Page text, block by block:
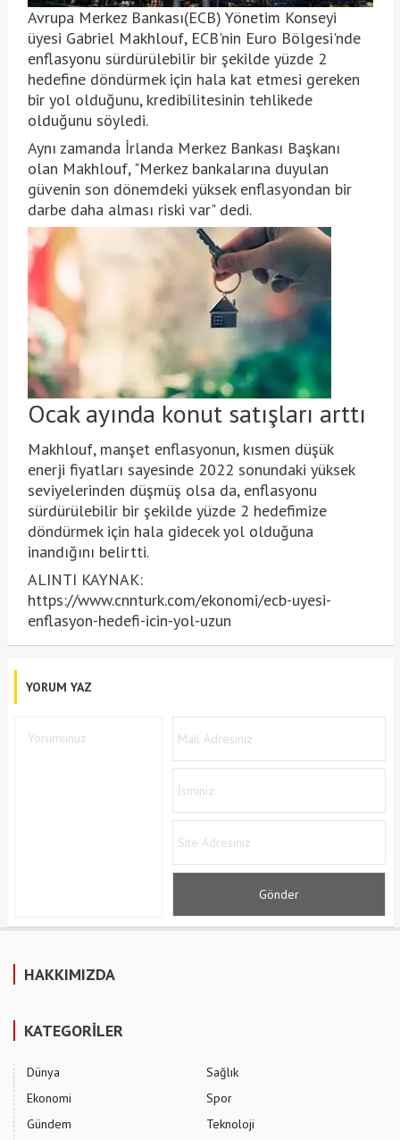
Avrupa Merkez Bankası(ECB) Yönetim Konseyi
üyesi Gabriel Makhlouf, ECB'nin Euro Bölgesi'nde
enflasyonu sürdürülebilir bir şekilde yüzde 2
hedefine döndürmek için hala kat etmesi gereken
bir yol olduğunu, kredibilitesinin tehlikede
olduğunu söyledi.
Aynı zamanda İrlanda Merkez Bankası Başkanı
olan Makhlouf, "Merkez bankalarına duyulan
güvenin son dönemdeki yüksek enflasyondan bir
darbe daha alması riski var" dedi.
Ocak ayında konut satışları arttı
Makhlouf, manşet enflasyonun, kısmen düşük
enerji fiyatları sayesinde 2022 sonundaki yüksek
seviyelerinden düşmüş olsa da, enflasyonu
sürdürülebilir bir şekilde yüzde 2 hedefimize
döndürmek için hala gidecek yol olduğuna
inandığını belirtti.
ALINTI KAYNAK:
https://www.cnnturk.com/ekonomi/ecb-uyesi-
enflasyon-hedefi-icin-yol-uzun
YORUM YAZ
HAKKIMIZDA
KATEGORİLER
Dünya
Ekonomi
Gündem
Sağlık
Spor
Teknoloji